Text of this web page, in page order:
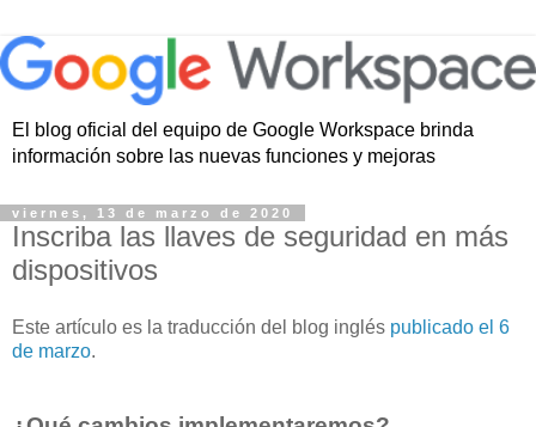
El blog oficial del equipo de Google Workspace brinda
información sobre las nuevas funciones y mejoras
viernes, 13 de marzo de 2020
Inscriba las llaves de seguridad en más
dispositivos
Este artículo es la traducción del blog inglés publicado el 6
de marzo.